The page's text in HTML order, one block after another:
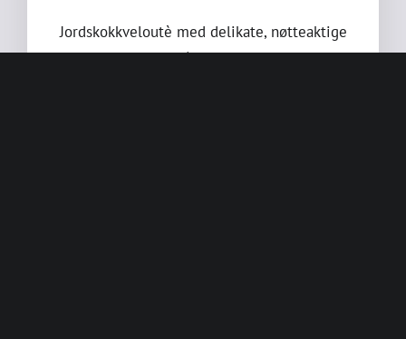
Jordskokkveloutè med delikate, nøtteaktige
toner